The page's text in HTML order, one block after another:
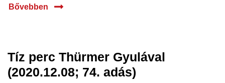
Bővebben
08 dec.
2020
Tíz perc Thürmer Gyulával
(2020.12.08; 74. adás)